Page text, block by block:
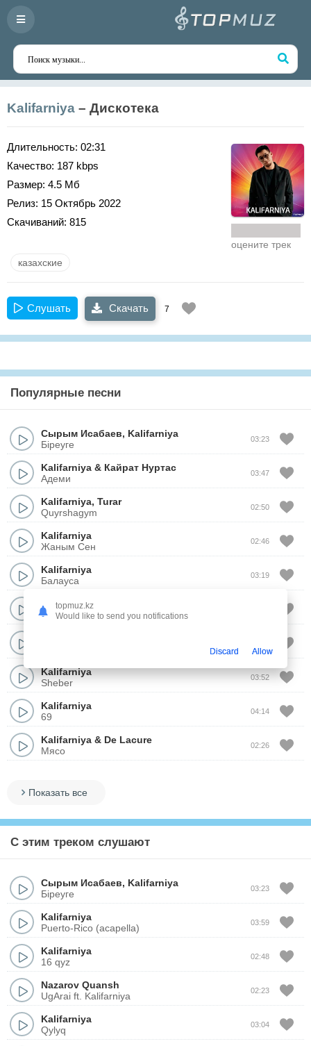
Kalifarniya – Дискотека
Длительность: 02:31
Качество: 187 kbps
Размер: 4.5 Мб
Релиз: 15 Октябрь 2022
Скачиваний: 815
оцените трек
казахские
Слушать Скачать 7
Популярные песни
Сырым Исабаев, Kalifarniya
Біреуге
03:23
Kalifarniya & Кайрат Нуртас
Адеми
03:47
Kalifarniya, Turar
Quyrshagym
02:50
Kalifarniya
Жаным Сен
02:46
Kalifarniya
Балауса
03:19
Kalifarniya
Qylyq
Kalifarniya
Sheber
03:52
Kalifarniya
69
04:14
Kalifarniya & De Lacure
Мясо
02:26
Показать все
С этим треком слушают
Сырым Исабаев, Kalifarniya
Біреуге
03:23
Kalifarniya
Puerto-Rico (acapella)
03:59
Kalifarniya
16 qyz
02:48
Nazarov Quansh
UgArai ft. Kalifarniya
02:23
Kalifarniya
Qylyq
03:04
topmuz.kz
Would like to send you notifications
Discard Allow